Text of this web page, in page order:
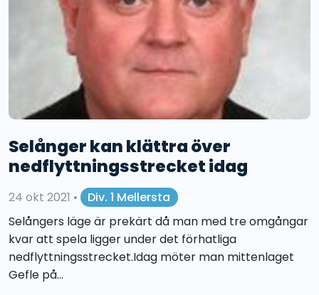
Selånger kan klättra över
nedflyttningsstrecket idag
24 okt 2021 •
Div. 1 Mellersta
Selångers läge är prekärt då man med tre omgångar
kvar att spela ligger under det förhatliga
nedflyttningsstrecket.Idag möter man mittenlaget
Gefle på...